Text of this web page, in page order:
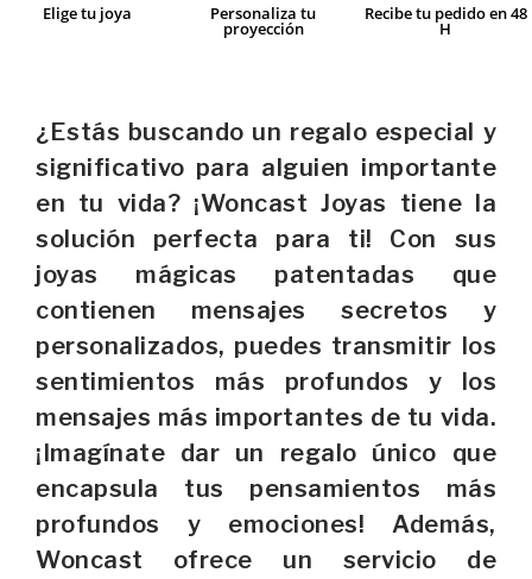
Elige tu joya Personaliza tu
proyección
Recibe tu pedido en 48
H
¿Estás buscando un regalo especial y
significativo para alguien importante
en tu vida? ¡Woncast Joyas tiene la
solución perfecta para ti! Con sus
joyas mágicas patentadas que
contienen mensajes secretos y
personalizados, puedes transmitir los
sentimientos más profundos y los
mensajes más importantes de tu vida.
¡Imagínate dar un regalo único que
encapsula tus pensamientos más
profundos y emociones! Además,
Woncast ofrece un servicio de